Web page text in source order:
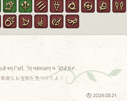
treasure today.
敵なお宝物を見つけたよ！
2026.05.21